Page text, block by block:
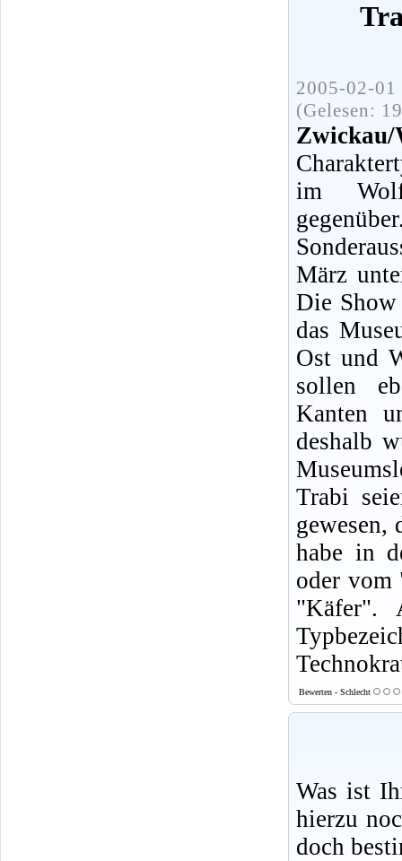
2005-02-
(Gelesen:
Zwickau/
im
März
Die
das
Ost und
sollen
Kanten
deshalb
Trabi
gewesen,
habe in
oder vom
"Käfer".
Bewerten - Schlecht
Was ist
hierzu
doch